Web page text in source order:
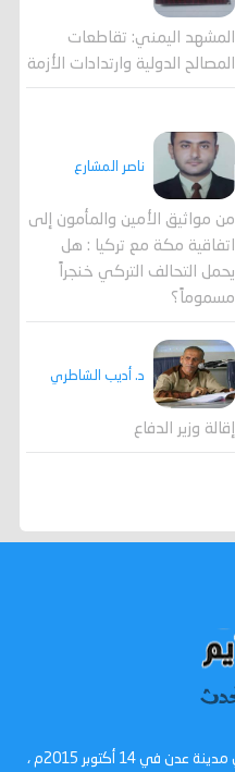
المشهد اليمني: تقاطعات
المصالح الدولية وارتدادات الأزمة
ناصر المشارع
من مواثيق الأمين والمأمون إلى
اتفاقية مكة مع تركيا : هل
يحمل التحالف التركي خنجراً
مسموماً؟
د. أديب الشاطري
إقالة وزير الدفاع
عدن تايم - صحيفة الكترونية تأسست في مدينة عدن في 14 أكتوبر 2015م ،